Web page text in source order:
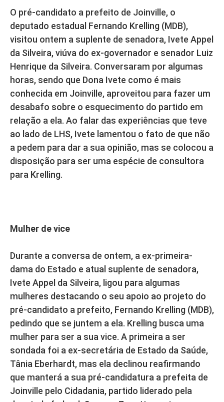
O pré-candidato a prefeito de Joinville, o
deputado estadual Fernando Krelling (MDB),
visitou ontem a suplente de senadora, Ivete Appel
da Silveira, viúva do ex-governador e senador Luiz
Henrique da Silveira. Conversaram por algumas
horas, sendo que Dona Ivete como é mais
conhecida em Joinville, aproveitou para fazer um
desabafo sobre o esquecimento do partido em
relação a ela. Ao falar das experiências que teve
ao lado de LHS, Ivete lamentou o fato de que não
a pedem para dar a sua opinião, mas se colocou a
disposição para ser uma espécie de consultora
para Krelling.
Mulher de vice
Durante a conversa de ontem, a ex-primeira-
dama do Estado e atual suplente de senadora,
Ivete Appel da Silveira, ligou para algumas
mulheres destacando o seu apoio ao projeto do
pré-candidato a prefeito, Fernando Krelling (MDB),
pedindo que se juntem a ela. Krelling busca uma
mulher para ser a sua vice. A primeira a ser
sondada foi a ex-secretária de Estado da Saúde,
Tânia Eberhardt, mas ela declinou reafirmando
que manterá a sua pré-candidatura a prefeita de
Joinville pelo Cidadania, partido liderado pela